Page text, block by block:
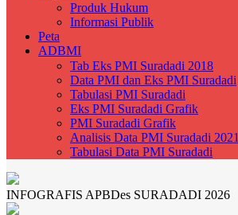
Produk Hukum
Informasi Publik
Peta
ADBMI
Tab Eks PMI Suradadi 2018
Data PMI dan Eks PMI Suradadi
Tabulasi PMI Suradadi
Eks PMI Suradadi Grafik
PMI Suradadi Grafik
Analisis Data PMI Suradadi 2021
Tabulasi Data PMI Suradadi
INFOGRAFIS APBDes SURADADI 2026